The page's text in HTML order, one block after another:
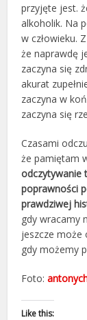
przyjęte jest.
alkoholik. Na
w człowieku.
że naprawdę
zaczyna się
akurat
zaczyna w
zaczyna się
Czasami
że pamiętam
odczytywanie
poprawności
prawdziwej
gdy wracamy
jeszcze może
gdy możemy
Foto:
Like this: